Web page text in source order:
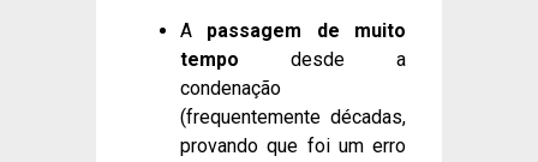
A passagem de muito
tempo desde a
condenação
(frequentemente décadas,
provando que foi um erro